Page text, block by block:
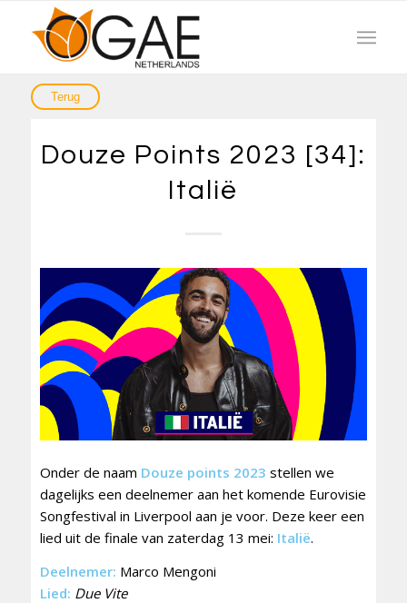
Douze Points 2023 [34]:
Italië
Onder de naam Douze points 2023 stellen we
dagelijks een deelnemer aan het komende Eurovisie
Songfestival in Liverpool aan je voor. Deze keer een
lied uit de finale van zaterdag 13 mei: Italië.
Deelnemer: Marco Mengoni
Lied: Due Vite